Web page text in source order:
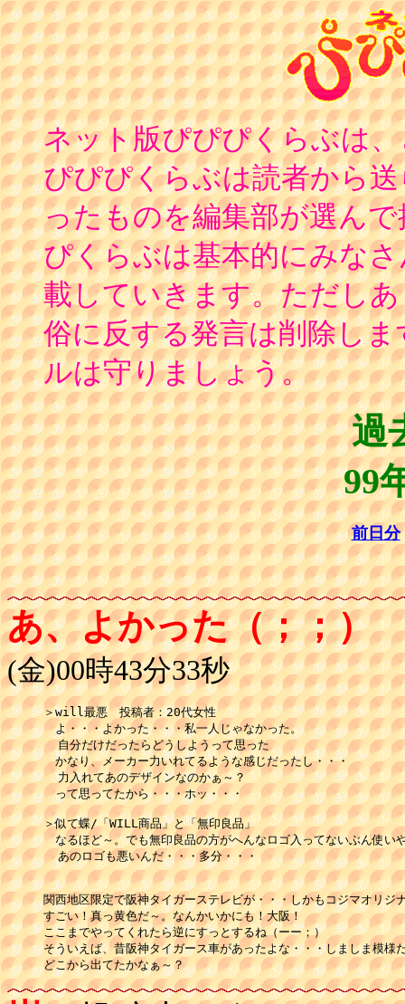
ネット版ぴぴぴくらぶは
ぴぴぴくらぶは読者から
ったものを編集部が選ん
ぴくらぶは基本的にみな
載していきます。ただし
俗に反する発言は削除し
ルは守りましょう。
過
99
前日分
あ、よかった（；；）
(金)00時43分33秒
＞will最悪　投稿者：20代女性
よ・・・よかった・・・私一人じゃなかった。
  自分だけだったらどうしようって思った
かなり、メーカー力いれてるような感じだったし・・・
  力入れてあのデザインなのかぁ～？
って思ってたから・・・ホッ・・・
＞似て蝶/「WILL商品」と「無印良品」
なるほど～。でも無印良品の方がへんなロゴ入ってないぶん使い
  あのロゴも悪いんだ・・・多分・・・
関西地区限定で阪神タイガーステレビが・・・しかもコジマオリジ
すごい！真っ黄色だ～。なんかいかにも！大阪！
ここまでやってくれたら逆にすっとするね（ーー；）
そういえば、昔阪神タイガース車があったよな・・・しましま模様
どこから出てたかなぁ～？